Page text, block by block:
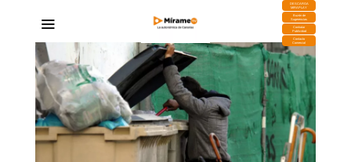
DESCARGA
MIRAPLAY
Buzón de
Sugerencias
Contratar
Publicidad
Contacto
Comercial